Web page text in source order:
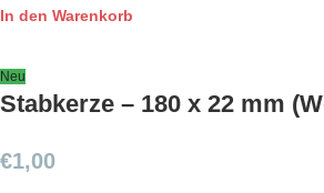
In den Warenkorb
Neu
Stabkerze – 180 x 22 mm
€1,00